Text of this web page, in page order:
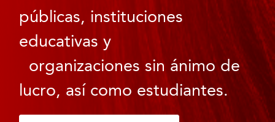
públicas, instituciones
educativas y
organizaciones sin ánimo de
lucro, así como estudiantes.